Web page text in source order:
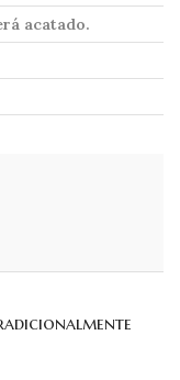
acatado.